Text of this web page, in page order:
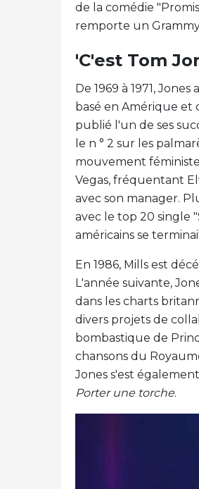
de la comédie
remporte un
'C'est Tom
De 1969 à 1971,
basé en Amérique et
publié l'un de ses
le n ° 2 sur les
mouvement
Vegas, fréquentant
avec son manager.
avec le top 20 single
américains se
En 1986, Mills est
L'année suivante,
dans les charts
divers projets de
bombastique de
chansons du
Jones s'est
Porter une torche.